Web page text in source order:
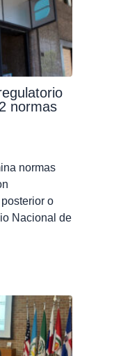
normas
normas
o
Nacional de